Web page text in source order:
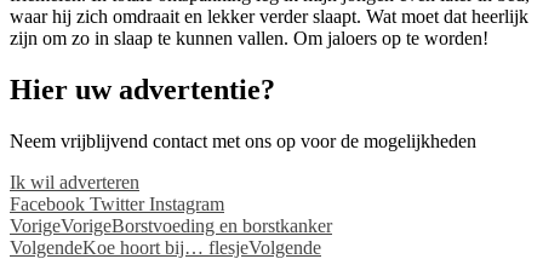
waar hij zich omdraait en lekker verder slaapt. Wat moet dat heerlijk
zijn om zo in slaap te kunnen vallen. Om jaloers op te worden!
Hier uw advertentie?
Neem vrijblijvend contact met ons op voor de mogelijkheden
Ik wil adverteren
Facebook Twitter Instagram
VorigeVorigeBorstvoeding en borstkanker
VolgendeKoe hoort bij… flesjeVolgende